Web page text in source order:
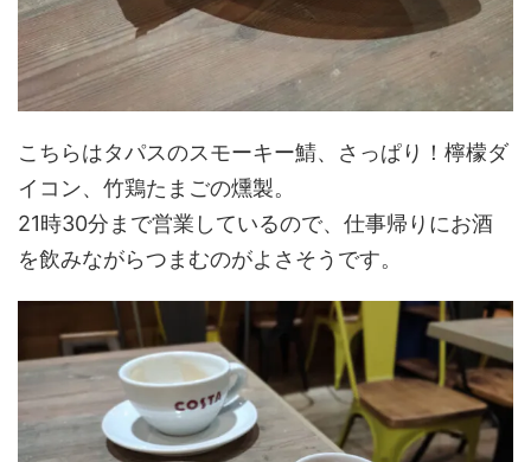
こちらはタパスのスモーキー鯖、さっぱり！檸檬ダ
イコン、竹鶏たまごの燻製。
21時30分まで営業しているので、仕事帰りにお酒
を飲みながらつまむのがよさそうです。